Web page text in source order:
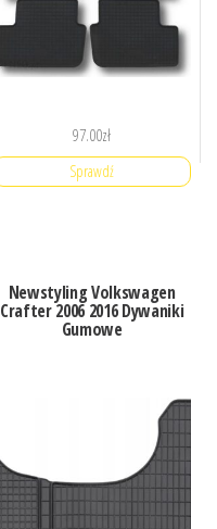
97.00zł
Sprawdź
Newstyling Volkswagen
Crafter 2006 2016 Dywaniki
Gumowe